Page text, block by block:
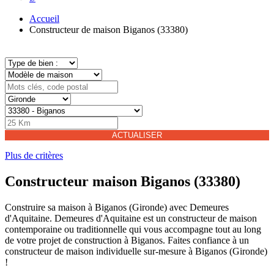
Accueil
Constructeur de maison Biganos (33380)
ACTUALISER
Plus de critères
Constructeur maison Biganos (33380)
Construire sa maison à Biganos (Gironde) avec Demeures
d'Aquitaine. Demeures d'Aquitaine est un constructeur de maison
contemporaine ou traditionnelle qui vous accompagne tout au long
de votre projet de construction à Biganos. Faites confiance à un
constructeur de maison individuelle sur-mesure à Biganos (Gironde)
!